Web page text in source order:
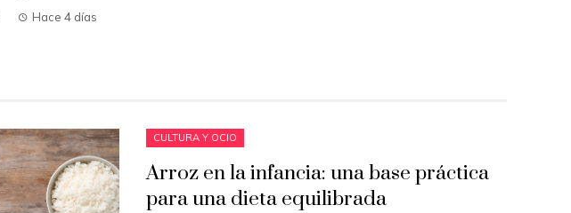
Hace 4 días
CULTURA Y OCIO
Arroz en la infancia: una base práctica
para una dieta equilibrada